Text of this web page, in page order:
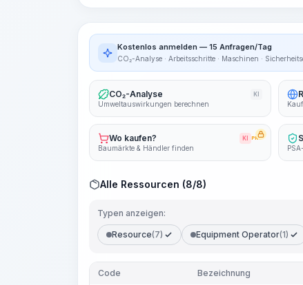
Kostenlos anmelden — 15 Anfragen/Tag
CO₂-Analyse · Arbeitsschritte · Maschinen ·
CO₂-Analyse KI
Umweltauswirkungen berechnen
Wo kaufen? KI PRO
Baumärkte & Händler finden
Alle Ressourcen (8/8)
Typen anzeigen:
Resource(7) Equipment Operator(1)
Code Bezeichnung